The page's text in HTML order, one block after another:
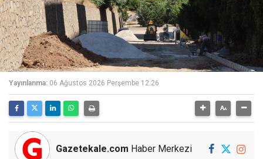
Yayınlanma: 06 Ağustos 2026 Perşembe 12:26
Gazetekale.com Haber Merkezi